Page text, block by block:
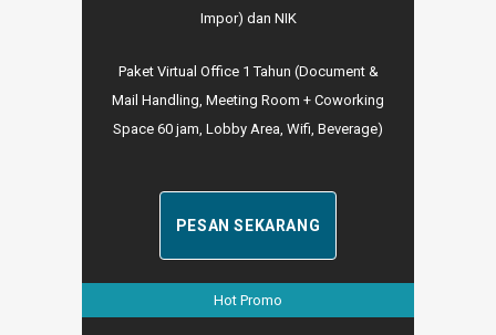
Impor) dan NIK
Paket Virtual Office 1 Tahun (Document &
Mail Handling, Meeting Room + Coworking
Space 60 jam, Lobby Area, Wifi, Beverage)
PESAN SEKARANG
Hot Promo